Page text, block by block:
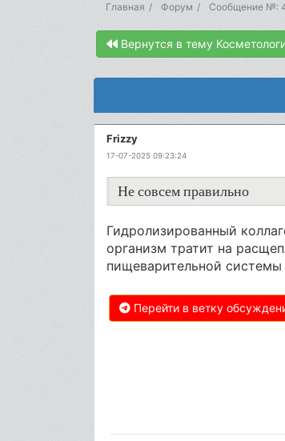
Главная Форум Сообщение №:
Вернутся в тему
Frizzy
17-07-2025 09:23:24
Не совсем правильно
Гидролизированный
организм тратит на
пищеварительной системы
Перейти в ветку